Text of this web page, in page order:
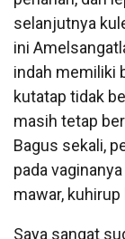
selanjutnya
ini
indah memiliki
kutatap tidak
masih tetap
Bagus sekali,
pada
mawar,
Saya sangat